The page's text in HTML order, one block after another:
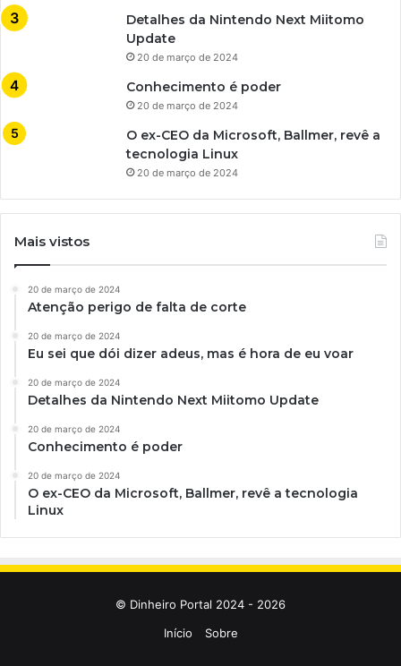
Detalhes da Nintendo Next Miitomo
Update
20 de março de 2024
Conhecimento é poder
20 de março de 2024
O ex-CEO da Microsoft, Ballmer, revê a
tecnologia Linux
20 de março de 2024
Mais vistos
20 de março de 2024
Atenção perigo de falta de corte
20 de março de 2024
Eu sei que dói dizer adeus, mas é hora de eu voar
20 de março de 2024
Detalhes da Nintendo Next Miitomo Update
20 de março de 2024
Conhecimento é poder
20 de março de 2024
O ex-CEO da Microsoft, Ballmer, revê a tecnologia
Linux
© Dinheiro Portal 2024 - 2026
Início
Sobre